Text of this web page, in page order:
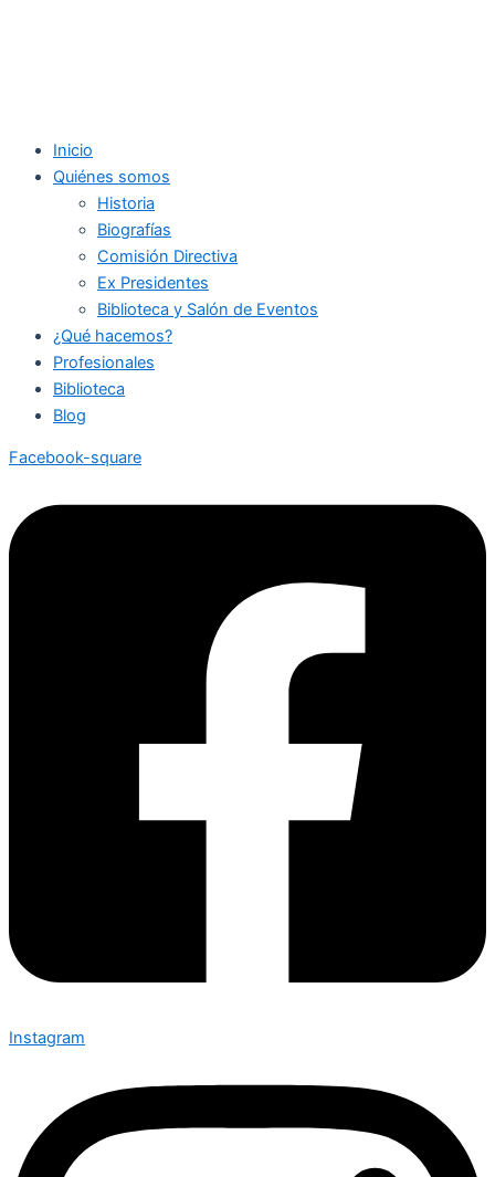
Inicio
Quiénes somos
Historia
Biografías
Comisión Directiva
Ex Presidentes
Biblioteca y Salón de Eventos
¿Qué hacemos?
Profesionales
Biblioteca
Blog
Facebook-square
Instagram